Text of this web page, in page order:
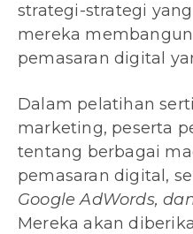
strategi-strategi
mereka
pemasaran digital
Dalam pelatihan
marketing, peserta
tentang berbagai
pemasaran digital,
Google AdWords,
Mereka akan